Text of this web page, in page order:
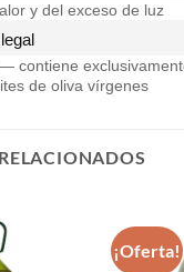
y del exceso de luz
contiene
de oliva vírgenes
¡Oferta!